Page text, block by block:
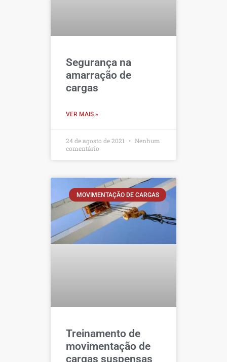
Segurança na
amarração de
cargas
VER MAIS »
24 de agosto de 2021
Nenhum
comentário
MOVIMENTAÇÃO DE CARGAS
Treinamento de
movimentação de
cargas suspensas